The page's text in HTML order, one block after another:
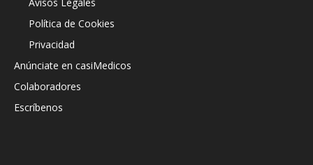
Avisos Legales
Política de Cookies
Privacidad
Anúnciate en casiMedicos
Colaboradores
Escríbenos